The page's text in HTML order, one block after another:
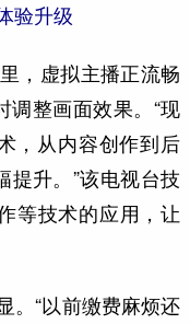
验升级
，虚拟主播正流畅
调整画面效果。“现
，从内容创作到后
提升。”该电视台技
等技术的应用，让
“以前缴费麻烦还